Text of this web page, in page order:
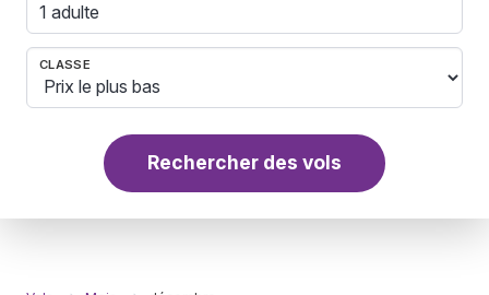
1 adulte
CLASSE
Rechercher des vols